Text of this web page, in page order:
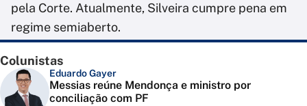
pela Corte. Atualmente, Silveira cumpre pena em
regime semiaberto.
Colunistas
Eduardo Gayer
Messias reúne Mendonça e ministro por
conciliação com PF